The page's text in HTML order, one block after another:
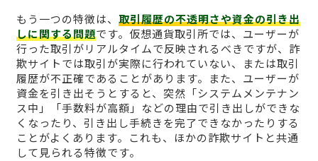
もう一つの特徴は、 取引履歴の不透明さや資金の引き出
しに関する問題です。仮想通貨取引所では、ユーザーが
行った取引がリアルタイムで反映されるべきですが、詐
欺サイトでは取引が実際に行われていない、または取引
履歴が不正確であることがあります。また、ユーザーが
資金を引き出そうとすると、突然「システムメンテナン
ス中」「手数料が高額」などの理由で引き出しができな
くなったり、引き出し手続きを完了できなかったりする
ことがよくあります。これも、ほかの詐欺サイトと共通
して見られる特徴です。